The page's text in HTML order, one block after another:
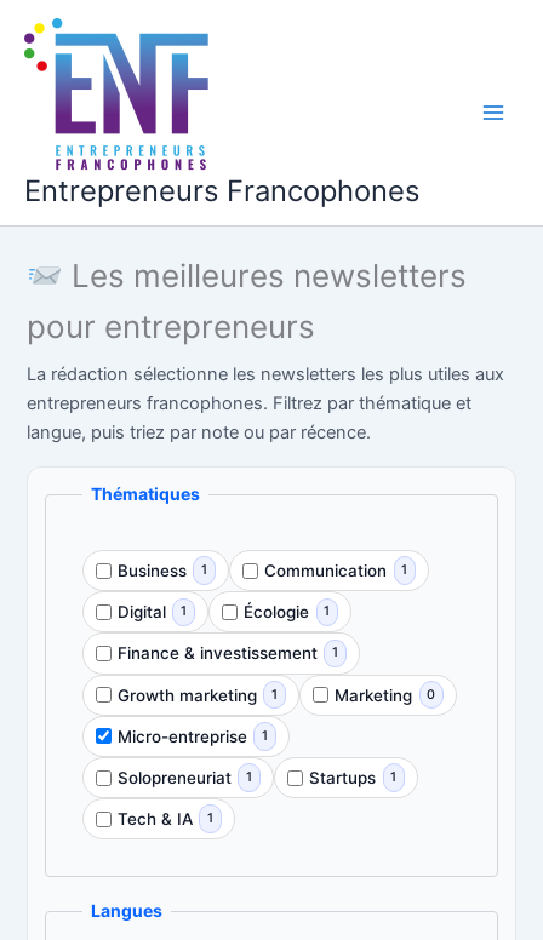
contenu
Entrepreneurs Francophones
Les meilleures newsletters
pour entrepreneurs
La rédaction sélectionne les newsletters les plus utiles aux
entrepreneurs francophones. Filtrez par thématique et
langue, puis triez par note ou par récence.
Thématiques
Business 1 Communication 1
Digital 1 Écologie 1
Finance & investissement 1
Growth marketing 1 Marketing 0
Micro-entreprise 1
Solopreneuriat 1 Startups 1
Tech & IA 1
Langues